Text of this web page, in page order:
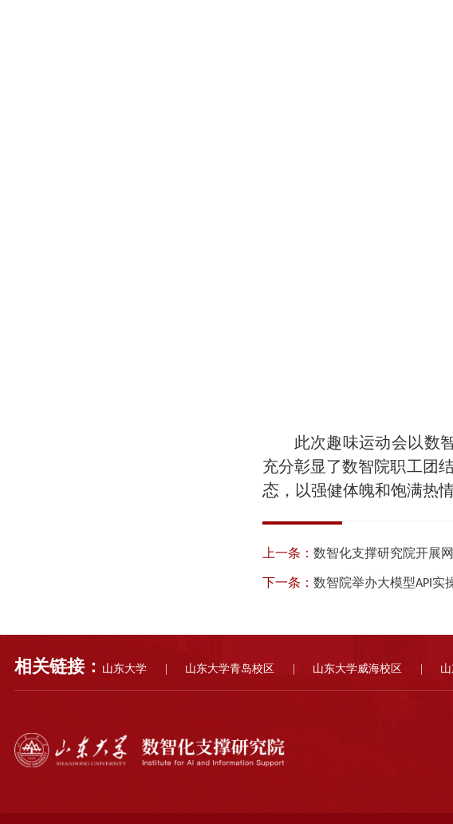
此次趣味运动会以数
充分彰显了数智院职工团
态 ， 以强健体魄和饱满热
上一条： 数智化支撑研究院开展
下一条： 数智院举办大模型API实
相关链接： 山东大学 | 山东大学青岛校区 | 山东大学威海校区 |